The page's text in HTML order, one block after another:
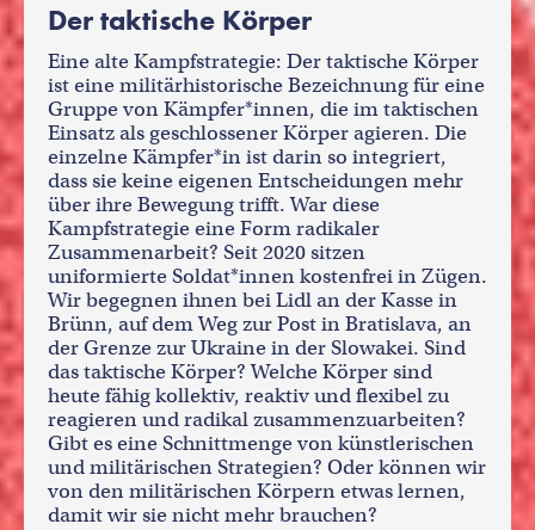
Der taktische Körper
Eine alte Kampfstrategie: Der taktische Körper
ist eine militärhistorische Bezeichnung für eine
Gruppe von Kämpfer*innen, die im taktischen
Einsatz als geschlossener Körper agieren. Die
einzelne Kämpfer*in ist darin so integriert,
dass sie keine eigenen Entscheidungen mehr
über ihre Bewegung trifft. War diese
Kampfstrategie eine Form radikaler
Zusammenarbeit? Seit 2020 sitzen
uniformierte Soldat*innen kostenfrei in Zügen.
Wir begegnen ihnen bei Lidl an der Kasse in
Brünn, auf dem Weg zur Post in Bratislava, an
der Grenze zur Ukraine in der Slowakei. Sind
das taktische Körper? Welche Körper sind
heute fähig kollektiv, reaktiv und flexibel zu
reagieren und radikal zusammenzuarbeiten?
Gibt es eine Schnittmenge von künstlerischen
und militärischen Strategien? Oder können wir
von den militärischen Körpern etwas lernen,
damit wir sie nicht mehr brauchen?